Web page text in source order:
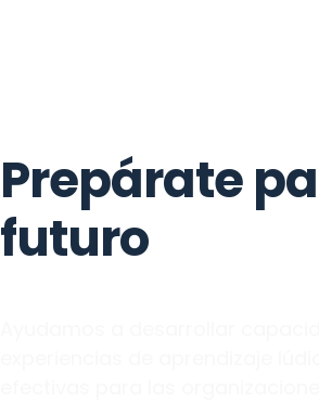
Prepárate
futuro